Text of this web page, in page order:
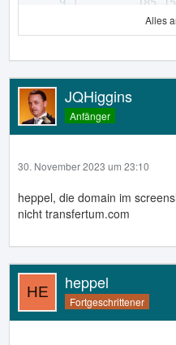
Alles
JQHiggins
Anfänger
30. November 2023 um 23:10
heppel, die domain im
nicht transfertum.com
heppel
Fortgeschrittener